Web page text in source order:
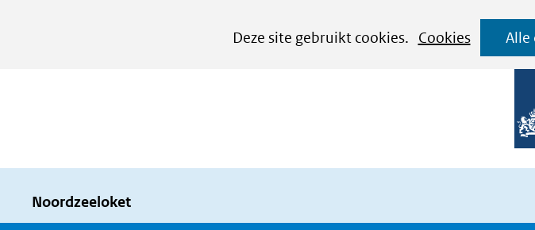
Deze site gebruikt cookies.
Cookies
van
cookies
op
Alle
Noordzeeloket